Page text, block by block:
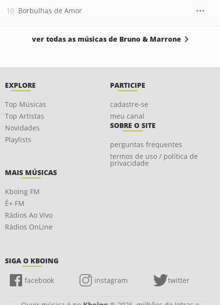
Borbulhas de Amor
ver todas as músicas de Bruno & Marrone
EXPLORE
Top Músicas
Top Artistas
Novidades
Playlists
PARTICIPE
cadastre-se
meu canal
SOBRE O SITE
perguntas frequentes
termos de uso / política de
privacidade
MAIS MÚSICAS
Kboing FM
É+ FM
Rádios Ao Vivo
Rádios OnLine
SIGA O KBOING
facebook instagram twitter